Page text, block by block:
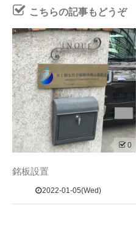
こちらの記事もどうぞ
0
銘板設置
2022-01-05(Wed)